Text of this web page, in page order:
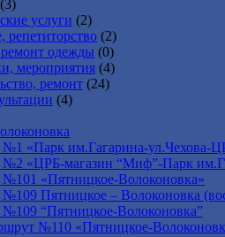
(3)
услуги (2)
репетиторство (2)
одежды (0)
мероприятия (4)
ремонт (24)
(4)
«Парк им.Гагарина-ул.Чехова-
«ЦРБ-магазин “Миф”-Парк
«Пятницкое-Волоконовка»
Пятницкое – Волоконовка
“Пятницкое-Волоконовка”
№110 «Пятницкое-